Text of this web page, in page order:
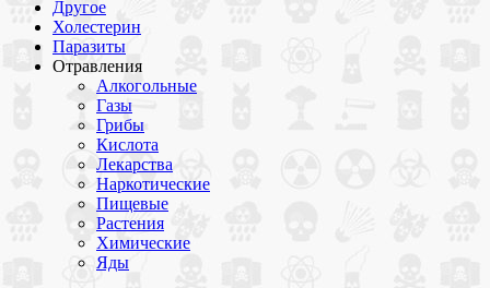
Другое
Холестерин
Паразиты
Отравления
Алкогольные
Газы
Грибы
Кислота
Лекарства
Наркотические
Пищевые
Растения
Химические
Яды